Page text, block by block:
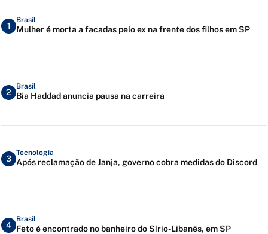
1
Brasil
Mulher é morta a facadas pelo ex na frente dos filhos em SP
2
Brasil
Bia Haddad anuncia pausa na carreira
3
Tecnologia
Após reclamação de Janja, governo cobra medidas do Discord
4
Brasil
Feto é encontrado no banheiro do Sírio-Libanês, em SP